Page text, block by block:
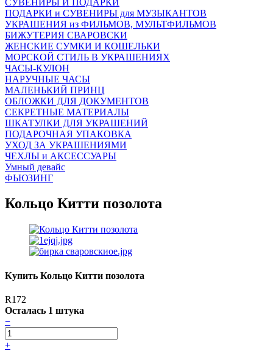
ПОДАРКИ и СУВЕНИРЫ для МУЗЫКАНТОВ
УКРАШЕНИЯ из ФИЛЬМОВ, МУЛЬТФИЛЬМОВ
БИЖУТЕРИЯ СВАРОВСКИ
ЖЕНСКИЕ СУМКИ И КОШЕЛЬКИ
МОРСКОЙ СТИЛЬ В УКРАШЕНИЯХ
ЧАСЫ-КУЛОН
НАРУЧНЫЕ ЧАСЫ
МАЛЕНЬКИЙ ПРИНЦ
ОБЛОЖКИ ДЛЯ ДОКУМЕНТОВ
СЕКРЕТНЫЕ МАТЕРИАЛЫ
ШКАТУЛКИ ДЛЯ УКРАШЕНИЙ
ПОДАРОЧНАЯ УПАКОВКА
УХОД ЗА УКРАШЕНИЯМИ
ЧEХЛЫ и АКСЕССУАРЫ
Умный девайс
ФЬЮЗИНГ
Кольцо Китти позолота
Купить Кольцо Китти позолота
R172
Осталась 1 штука
−
+